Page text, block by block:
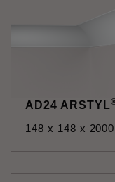
AD24 ARSTYL
148 x 148 x